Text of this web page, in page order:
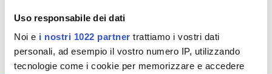
Uso responsabile dei dati
Noi e i nostri 1022 partner trattiamo i vostri dati
personali, ad esempio il vostro numero IP, utilizzando
tecnologie come i cookie per memorizzare e accedere
documentazione)